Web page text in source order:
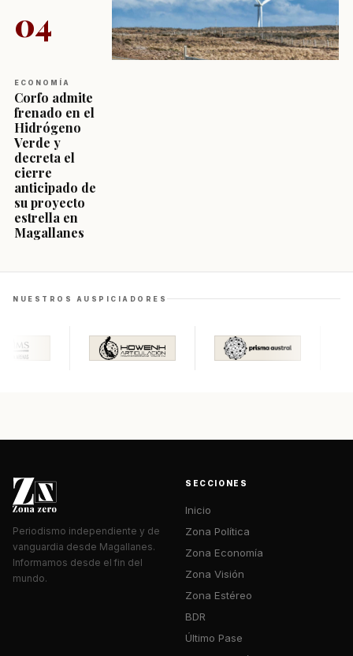
04
ECONOMÍA
Corfo admite
frenado en el
Hidrógeno
Verde y
decreta el
cierre
anticipado de
su proyecto
estrella en
Magallanes
NUESTROS AUSPICIADORES
Periodismo independiente y de
vanguardia desde Magallanes.
Informamos desde el fin del
mundo.
SECCIONES
Inicio
Zona Política
Zona Economía
Zona Visión
Zona Estéreo
BDR
Último Pase